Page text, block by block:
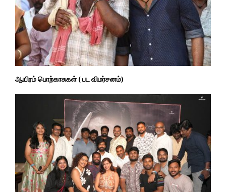
ஆயிரம் பொற்காசுகள் ( பட விமர்சனம்)